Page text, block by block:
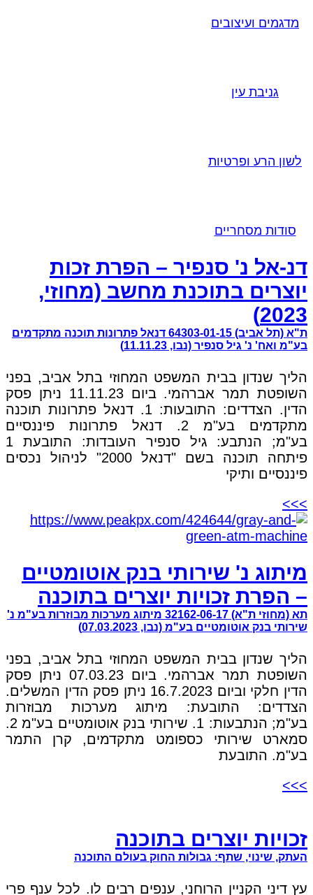
מדגמים ועיצובים
גניבת עין
לשון הרע ופרטיות
סודות מסחריים
דנ-אל נ' סנפיר – הפרת זכות
יוצרים בתוכנת מחשב (מחוזי,
2023)
ת"א (תל אביב) 64303-01-15 דנאל פתרונות תוכנה מתקדמים
בע"מ ואח' נ' גיל סנפיר (נבו, 11.11.23)
הליך שנדון בבית המשפט המחוזי בתל אביב, בפני
השופטת תמר אברהמי. ביום 11.11.23 ניתן פסק
הדין. הצדדים: התובעות: 1. דנאל פתרונות תוכנה
מתקדמים בע"מ 2. דנאל פתרונות פיננסיים
בע"מ; הנתבע: גיל סנפיר העובדות: התובעת 1
פיתחה תוכנה בשם "דנאל 2000" לניהול נכסים
פיננסיים ותיקי
>>>
מיתוג נ' שירותי בנק אוטומטיים
– הפרת זכויות יוצרים בתוכנה
תא (מחוזי ת"א) 32162-06-17 מיתוג מערכות מבוזרות בע"מ נ'
שירותי בנק אוטומטיים בע"מ (נבו, 07.03.2023)
הליך שנדון בבית המשפט המחוזי בתל אביב, בפני
השופטת תמר אברהמי. ביום 07.03.23 ניתן פסק
הדין חלקי וביום 16.7.2023 ניתן פסק הדין המשלים.
הצדדים: התובעת: מיתוג מערכות מבוזרות
בע"מ; הנתבעות: 1. שירותי בנק אוטומטיים בע"מ 2.
סמארט שירותי כספומט מתקדמים, קרן התמר
בע"מ. התובעת
>>>
זכויות יוצרים בתוכנה
העתק, שינוי, שתף: גבולות החוק בעולם התוכנה
עץ דיני הקניין הרוחני, ענפים רבים לו. לכל ענף פרי